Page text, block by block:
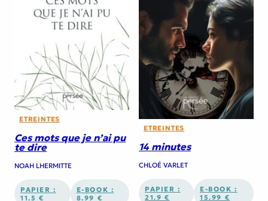
ETREINTES
Ces mots que je n’ai pu
te dire
NOAH LHERMITTE
PAPIER :
11.5 €
E-BOOK :
8.99 €
ETREINTES
14 minutes
CHLOÉ VARLET
PAPIER :
21.9 €
E-BOOK :
15.99 €